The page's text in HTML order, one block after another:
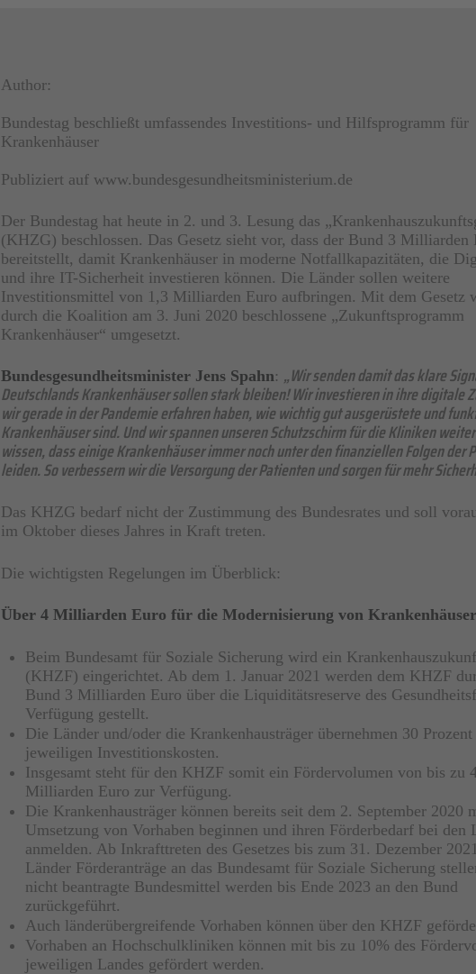
Author:
Bundestag beschließt umfassendes Investitions- und Hilfsprogramm für
Krankenhäuser
Publiziert auf www.bundesgesundheitsministerium.de
Der Bundestag hat heute in 2. und 3. Lesung das
(KHZG) beschlossen. Das Gesetz sieht vor, dass der Bund 3 Milliarden
bereitstellt, damit Krankenhäuser in moderne Notfallkapazitäten, die
und ihre IT-Sicherheit investieren können. Die Länder sollen weitere
Investitionsmittel von 1,3 Milliarden Euro aufbringen. Mit dem Gesetz
durch die Koalition am 3. Juni 2020 beschlossene „Zukunftsprogramm
Krankenhäuser“ umgesetzt.
Bundesgesundheitsminister Jens Spahn: „Wir senden damit das klare
Deutschlands Krankenhäuser sollen stark bleiben! Wir investieren in ihre digitale
wir gerade in der Pandemie erfahren haben, wie wichtig gut ausgerüstete und
Krankenhäuser sind. Und wir spannen unseren Schutzschirm für die Kliniken
wissen, dass einige Krankenhäuser immer noch unter den finanziellen Folgen der
leiden. So verbessern wir die Versorgung der Patienten und sorgen für mehr
Das KHZG bedarf nicht der Zustimmung des Bundesrates und soll
im Oktober dieses Jahres in Kraft treten.
Die wichtigsten Regelungen im Überblick:
Über 4 Milliarden Euro für die Modernisierung von
Beim Bundesamt für Soziale Sicherung wird ein
(KHZF) eingerichtet. Ab dem 1. Januar 2021 werden dem KHZF
Bund 3 Milliarden Euro über die Liquiditätsreserve des
Verfügung gestellt.
Die Länder und/oder die Krankenhausträger übernehmen 30 Prozent
jeweiligen Investitionskosten.
Insgesamt steht für den KHZF somit ein Fördervolumen von bis zu
Milliarden Euro zur Verfügung.
Die Krankenhausträger können bereits seit dem 2. September 2020
Umsetzung von Vorhaben beginnen und ihren Förderbedarf bei den
anmelden. Ab Inkrafttreten des Gesetzes bis zum 31. Dezember
Länder Förderanträge an das Bundesamt für Soziale Sicherung
nicht beantragte Bundesmittel werden bis Ende 2023 an den Bund
zurückgeführt.
Auch länderübergreifende Vorhaben können über den KHZF
Vorhaben an Hochschulkliniken können mit bis zu 10% des
jeweiligen Landes gefördert werden.